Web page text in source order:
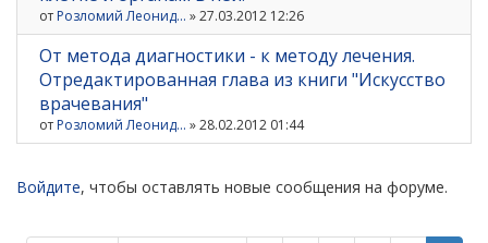
от Розломий Леонид... » 27.03.2012 12:26
От метода диагностики - к методу лечения.
Отредактированная глава из книги "Искусство
врачевания"
от Розломий Леонид... » 28.02.2012 01:44
Войдите, чтобы оставлять новые сообщения на форуме.